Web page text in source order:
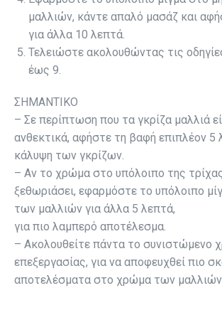
μαλλιών, κάντε απαλό μασάζ και
για άλλα 10 λεπτά.
Τελειώστε ακολουθώντας τις
έως 9.
ΣΗΜΑΝΤΙΚΟ
– Σε περίπτωση που τα γκρίζα μαλλιά
ανθεκτικά, αφήστε τη βαφή επιπλέον 5
κάλυψη των γκρίζων.
– Αν το χρώμα στο υπόλοιπο της
ξεθωριάσει, εφαρμόστε το υπόλοιπο
των μαλλιών για άλλα 5 λεπτά,
για πιο λαμπερό αποτέλεσμα.
– Ακολουθείτε πάντα το συνιστώμενο
επεξεργασίας, για να αποφευχθεί πιο
αποτελέσματα στο χρώμα των μαλλιών